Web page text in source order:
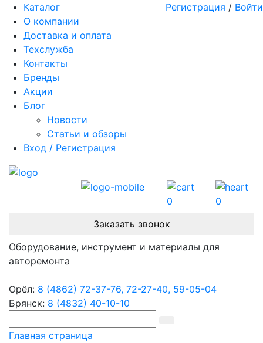
Каталог
О компании
Доставка и оплата
Техслужба
Контакты
Бренды
Акции
Блог
Новости
Статьи и обзоры
Вход / Регистрация
Регистрация / Войти
0
0
Заказать звонок
Оборудование, инструмент и материалы для
авторемонта
Орёл: 8 (4862) 72-37-76, 72-27-40, 59-05-04
Брянск: 8 (4832) 40-10-10
Главная страница